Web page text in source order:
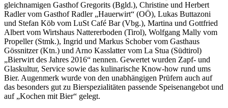
gleichnamigen Gasthof Gregorits (Bgld.), Christine und Herbert
Radler vom Gasthof Radler „Hauerwirt“ (OÖ), Lukas Buttazoni
und Stefan Köb vom LuSt Café Bar (Vbg.), Martina und Gottfried
Albert vom Wirtshaus Nattererboden (Tirol), Wolfgang Mally vom
Propeller (Stmk.), Ingrid und Markus Schober vom Gasthaus
Gössnitzer (Ktn.) und Arno Kasslatter vom La Stua (Südtirol)
„Bierwirt des Jahres 2016“ nennen. Gewertet wurden Zapf- und
Glaskultur, Service sowie das kulinarische Know-how rund ums
Bier. Augenmerk wurde von den unabhängigen Prüfern auch auf
das besonders gut zu Bierspezialitäten passende Speisenangebot und
auf „Kochen mit Bier“ gelegt.